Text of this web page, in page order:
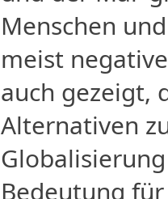
Menschen
meist
auch gezeigt,
Alternativen
Bedeutung